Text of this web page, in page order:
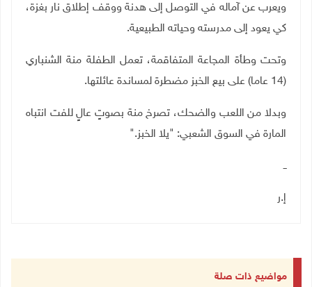
ويعرب عن آماله في التوصل إلى هدنة ووقف إطلاق نار بغزة،
كي يعود إلى مدرسته وحياته الطبيعية.
وتحت وطأة المجاعة المتفاقمة، تعمل الطفلة منة الشنباري
(14 عاما) على بيع الخبز مضطرة لمساندة عائلتها
.
وبدلا من اللعب والضحك، تصرخ منة بصوتٍ عالٍ للفت انتباه
المارة في السوق الشعبي: "يلا الخبز".
ــ
إ.ر
مواضيع ذات صلة